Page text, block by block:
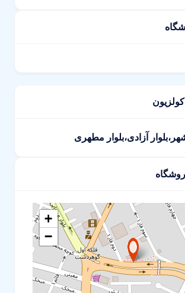
آزادی،بلوار مطهری
+
−